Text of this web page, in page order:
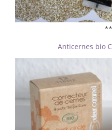
Anticernes bio